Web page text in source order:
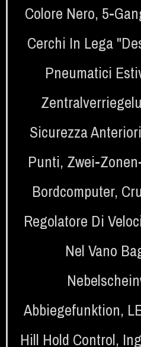
Colore Nero, 5-
Cerchi In Lega
Pneumatici
Sicurezza
Punti, Zwei-
Bordcomputer,
Regolatore Di
Nel Vano
Abbiegefunktion,
Hill Hold Control,